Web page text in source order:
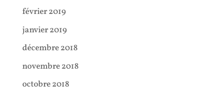
février 2019
janvier 2019
décembre 2018
novembre 2018
octobre 2018